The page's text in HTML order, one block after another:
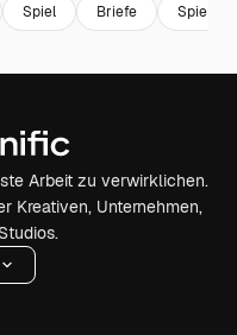
Spiel Briefe
Arbeit zu verwirklichen.
Kreativen, Unternehmen,